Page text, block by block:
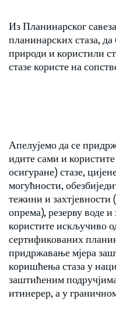
Из Планинарског
планинарских стаза,
природи и користили
стазе користе на
Апелујемо да се
идите сами и
осигуране) стазе,
могућности,
тежини и захтјевности
опрема), резерву воде
користите искључиво
сертификованих
придржавање мјера
коришћења стаза у
заштићеним
итинерер, а у